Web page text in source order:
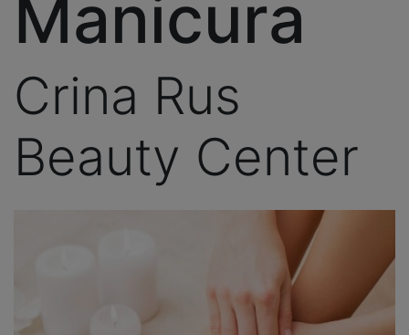
Manicura
Crina Rus
Beauty Center